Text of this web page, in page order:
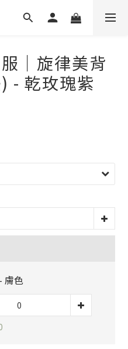
｜旋律美背
- 乾玫瑰紫
膚色